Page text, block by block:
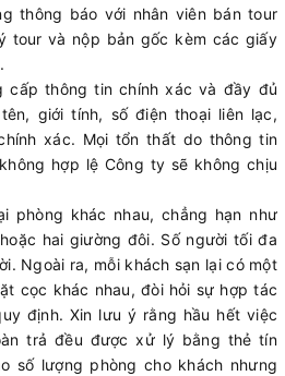
thông báo với nhân viên bán tour
tour và nộp bản gốc kèm các giấy
cấp thông tin chính xác và đầy đủ
giới tính, số điện thoại liên lạc,
xác. Mọi tổn thất do thông tin
hợp lệ Công ty sẽ không chịu
phòng khác nhau, chẳng hạn như
hai giường đôi. Số người tối đa
Ngoài ra, mỗi khách sạn lại có một
cọc khác nhau, đòi hỏi sự hợp tác
định. Xin lưu ý rằng hầu hết việc
trả đều được xử lý bằng thẻ tín
số lượng phòng cho khách nhưng